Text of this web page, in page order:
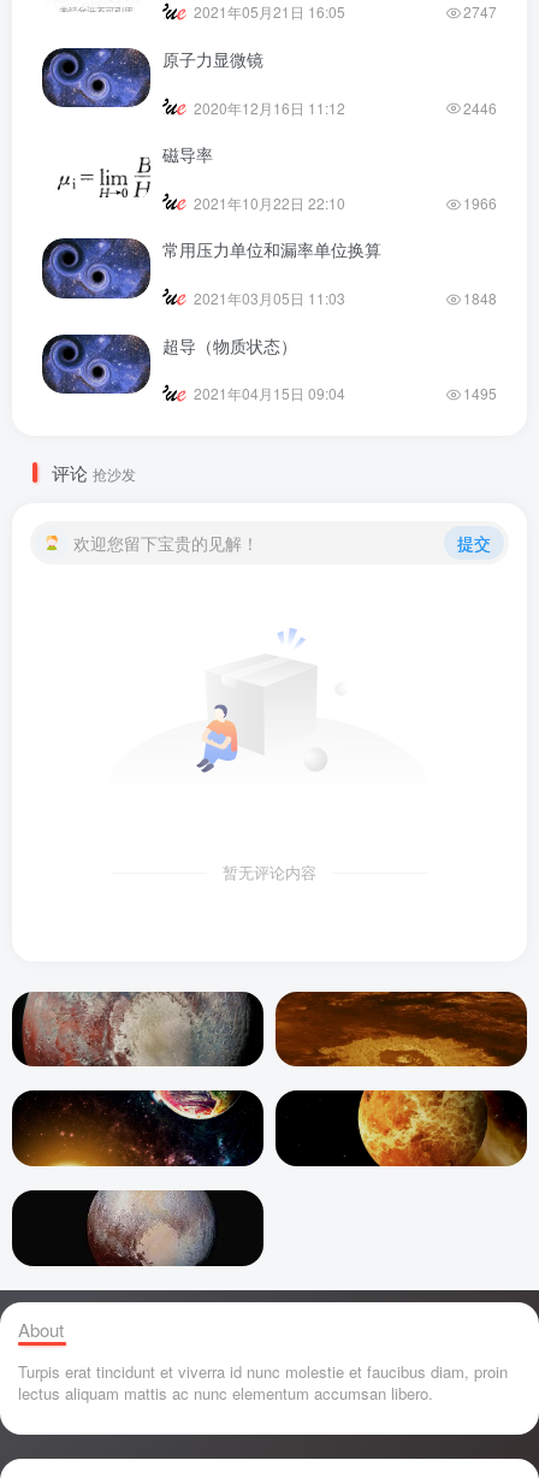
2021年05月21日 16:05 2747
原子力显微镜
2020年12月16日 11:12 2446
磁导率
2021年10月22日 22:10 1966
常用压力单位和漏率单位换算
2021年03月05日 11:03 1848
超导（物质状态）
2021年04月15日 09:04 1495
评论 抢沙发
欢迎您留下宝贵的见解！ 提交
暂无评论内容
About
Turpis erat tincidunt et viverra id nunc molestie et faucibus diam, proin
lectus aliquam mattis ac nunc elementum accumsan libero.